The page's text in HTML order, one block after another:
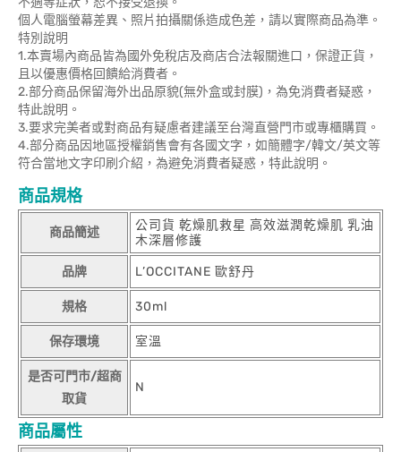
個人電腦螢幕差異、照片拍攝關係造成色差，請以實際商品為準。
特別說明
1.本賣場內商品皆為國外免稅店及商店合法報關進口，保證正貨，
且以優惠價格回饋給消費者。
2.部分商品保留海外出品原貌(無外盒或封膜)，為免消費者疑惑，
特此說明。
3.要求完美者或對商品有疑慮者建議至台灣直營門市或專櫃購買。
4.部分商品因地區授權銷售會有各國文字，如簡體字/韓文/英文等
符合當地文字印刷介紹，為避免消費者疑惑，特此說明。
商品規格
商品簡述
公司貨 乾燥肌救星 高效滋潤乾燥肌 乳油
木深層修護
品牌 L’OCCITANE 歐舒丹
規格 30ml
保存環境 室溫
是否可門市/超商
取貨
N
商品屬性